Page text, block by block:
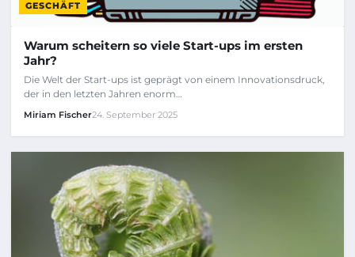
GESCHÄFT
Warum scheitern so viele Start-ups im ersten
Jahr?
Die Welt der Start-ups ist geprägt von einem Innovationsdruck,
der in den letzten Jahren enorm…
Miriam Fischer24. September 2025